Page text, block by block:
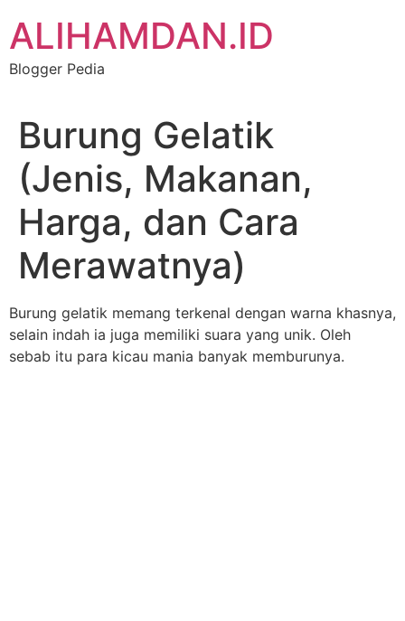
content
ALIHAMDAN.ID
Blogger Pedia
Burung Gelatik
(Jenis, Makanan,
Harga, dan Cara
Merawatnya)
Burung gelatik memang terkenal dengan warna khasnya,
selain indah ia juga memiliki suara yang unik. Oleh
sebab itu para kicau mania banyak memburunya.